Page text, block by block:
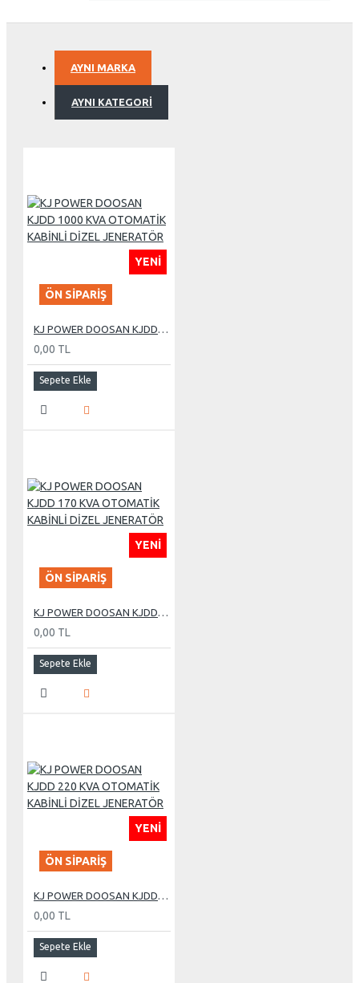
AYNI MARKA
AYNI KATEGORI
YENI
ÖN SIPARIŞ
KJ POWER DOOSAN KJDD 1000 KVA OTOMATİK KABİNLİ DİZEL JENERATÖR
0,00 TL
Sepete Ekle
YENI
ÖN SIPARIŞ
KJ POWER DOOSAN KJDD 170 KVA OTOMATİK KABİNLİ DİZEL JENERATÖR
0,00 TL
Sepete Ekle
YENI
ÖN SIPARIŞ
KJ POWER DOOSAN KJDD 220 KVA OTOMATİK KABİNLİ DİZEL JENERATÖR
0,00 TL
Sepete Ekle